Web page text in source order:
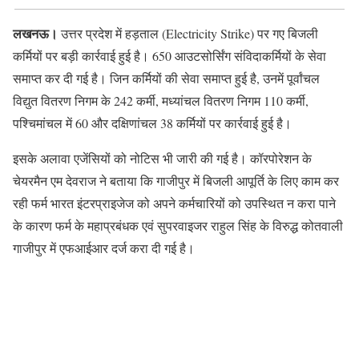
लखनऊ। उत्तर प्रदेश में हड़ताल (Electricity Strike) पर गए बिजली
कर्मियों पर बड़ी कार्रवाई हुई है। 650 आउटसोर्सिंग संविदाकर्मियों के सेवा
समाप्त कर दी गई है। जिन कर्मियों की सेवा समाप्त हुई है, उनमें पूर्वांचल
विद्युत वितरण निगम के 242 कर्मी, मध्यांचल वितरण निगम 110 कर्मी,
पश्चिमांचल में 60 और दक्षिणांचल 38 कर्मियों पर कार्रवाई हुई है।
इसके अलावा एजेंसियों को नोटिस भी जारी की गई है। कॉरपोरेशन के
चेयरमैन एम देवराज ने बताया कि गाजीपुर में बिजली आपूर्ति के लिए काम कर
रही फर्म भारत इंटरप्राइजेज को अपने कर्मचारियों को उपस्थित न करा पाने
के कारण फर्म के महाप्रबंधक एवं सुपरवाइजर राहुल सिंह के विरुद्ध कोतवाली
गाजीपुर में एफआईआर दर्ज करा दी गई है।